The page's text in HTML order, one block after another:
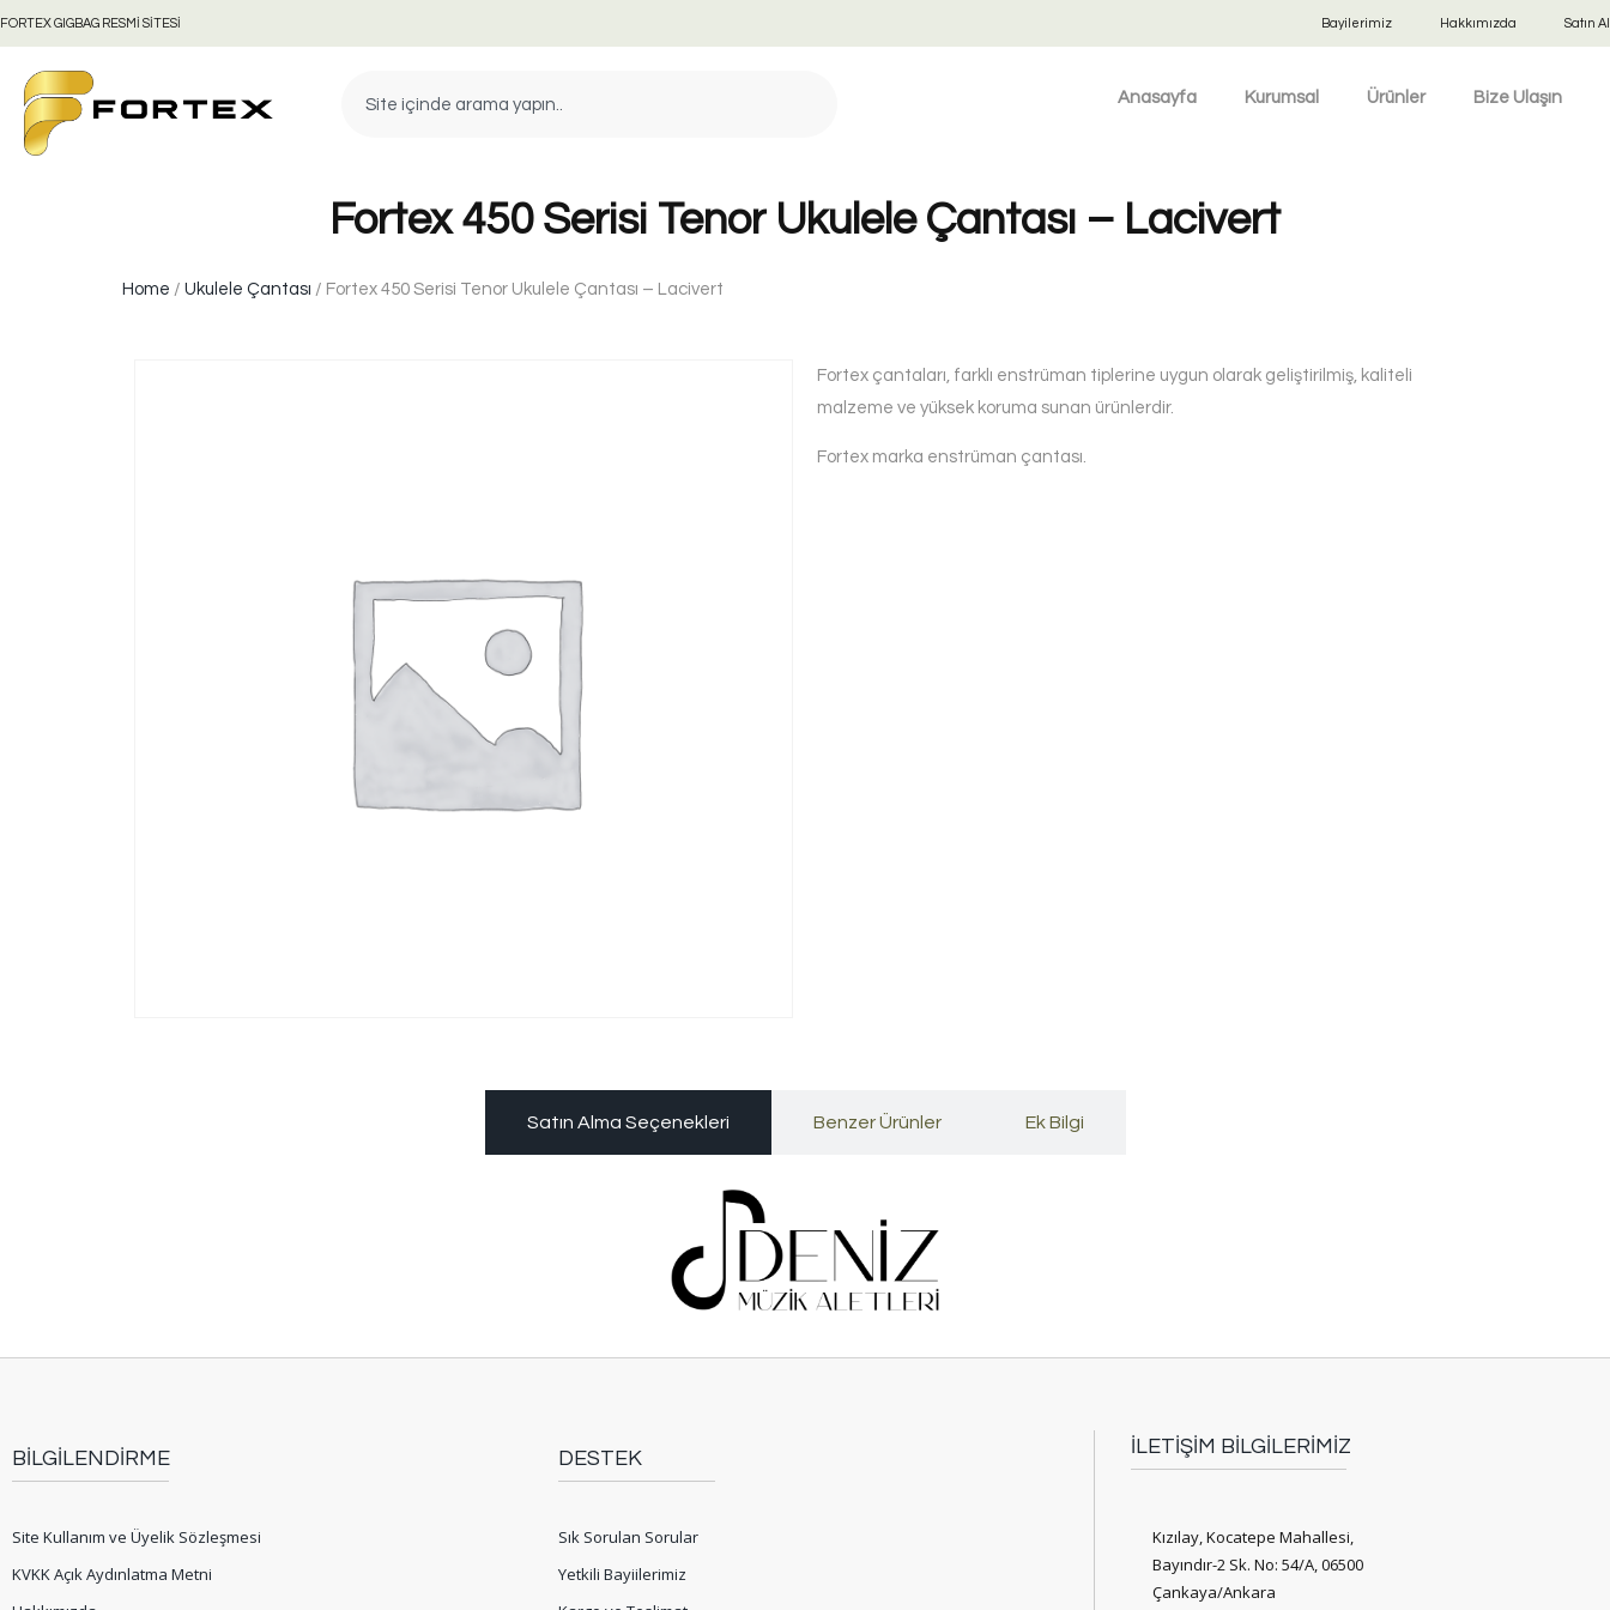
FORTEX GIGBAG RESMİ SİTESİ Bayilerimiz Hakkımızda Satın Al
Anasayfa Kurumsal Ürünler Bize Ulaşın
Fortex 450 Serisi Tenor Ukulele Çantası – Lacivert
Home / Ukulele Çantası / Fortex 450 Serisi Tenor Ukulele Çantası – Lacivert
Fortex çantaları, farklı enstrüman tiplerine uygun olarak geliştirilmiş, kaliteli
malzeme ve yüksek koruma sunan ürünlerdir.
Fortex marka enstrüman çantası.
Satın Alma Seçenekleri Benzer Ürünler Ek Bilgi
BİLGİLENDİRME
Site Kullanım ve Üyelik Sözleşmesi
KVKK Açık Aydınlatma Metni
DESTEK
Sık Sorulan Sorular
Yetkili Bayiilerimiz
İLETİŞİM BİLGİLERİMİZ
Kızılay, Kocatepe Mahallesi,
Bayındır-2 Sk. No: 54/A, 06500
Çankaya/Ankara